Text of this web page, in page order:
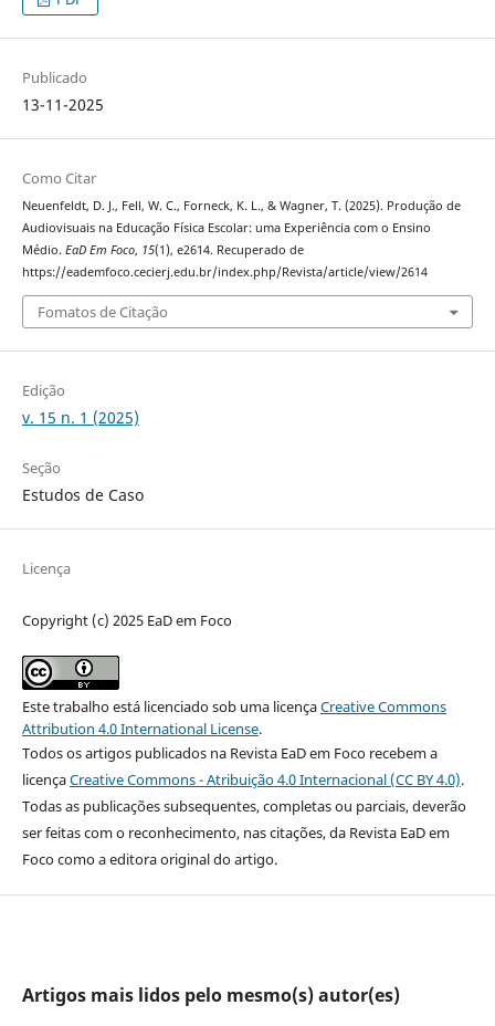
Publicado
13-11-2025
Como Citar
Neuenfeldt, D. J., Fell, W. C., Forneck, K. L., & Wagner, T. (2025). Produção de
Audiovisuais na Educação Física Escolar: uma Experiência com o Ensino
Médio. EaD Em Foco, 15(1), e2614. Recuperado de
https://eademfoco.cecierj.edu.br/index.php/Revista/article/view/2614
Fomatos de Citação
Edição
v. 15 n. 1 (2025)
Seção
Estudos de Caso
Licença
Copyright (c) 2025 EaD em Foco
Este trabalho está licenciado sob uma licençaCreative Commons
Attribution 4.0 International License.
Todos os artigos publicados na Revista EaD em Foco recebem a
licençaCreative Commons - Atribuição 4.0 Internacional (CC BY 4.0).
Todas as publicações subsequentes, completas ou parciais, deverão
ser feitas com o reconhecimento, nas citações, da Revista EaD em
Foco como a editora original do artigo.
Artigos mais lidos pelo mesmo(s) autor(es)